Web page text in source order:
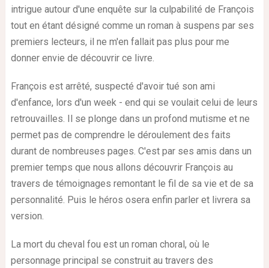
intrigue autour d'une enquête sur la culpabilité de François
tout en étant désigné comme un roman à suspens par ses
premiers lecteurs, il ne m'en fallait pas plus pour me
donner envie de découvrir ce livre.
François est arrêté, suspecté d'avoir tué son ami
d'enfance, lors d'un week - end qui se voulait celui de leurs
retrouvailles. Il se plonge dans un profond mutisme et ne
permet pas de comprendre le déroulement des faits
durant de nombreuses pages. C'est par ses amis dans un
premier temps que nous allons découvrir François au
travers de témoignages remontant le fil de sa vie et de sa
personnalité. Puis le héros osera enfin parler et livrera sa
version.
La mort du cheval fou est un roman choral, où le
personnage principal se construit au travers des